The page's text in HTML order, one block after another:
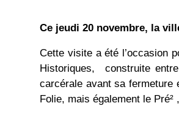
Ce jeudi 20 novembre, la
Cette visite a été l’occasion
Historiques, construite
carcérale avant sa fermeture
Folie, mais également le